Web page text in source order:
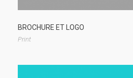
BROCHURE ET LOGO
Print